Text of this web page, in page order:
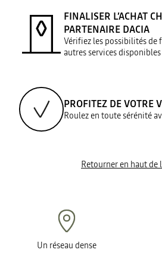
FINALISER L’ACHAT
PARTENAIRE DACIA
Vérifiez les possibilités de
autres services disponibles
PROFITEZ DE VOTRE
Roulez en toute sérénité
Retourner en haut de
Un réseau dense